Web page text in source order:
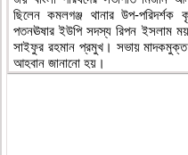
ছিলেন কমলগঞ্জ থানার উপ-
পতনঊষার ইউপি সদস্য রিপন ইসলাম
সাইফুর রহমান প্রমুখ। সভায়
আহবান জানানো হয়।